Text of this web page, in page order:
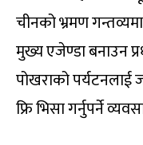
चीनको भ्रमण
मुख्य एजेण्डा बनाउन
पोखराको पर्यटनलाई
फ्रि भिसा गर्नुपर्ने